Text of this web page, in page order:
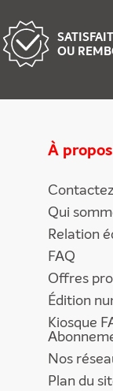
SATISFAIT
OU
À propos
Qui
Relation
FAQ
Offres
Édition
Kiosque
Nos
Plan du